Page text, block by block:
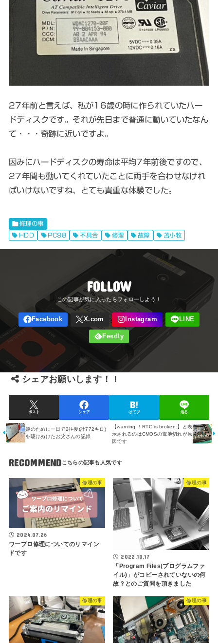
27年前と言えば、私が16歳の時に作られていたハー
ドディスクです。それが先日まで普通に動いていたなん
て・・・奇跡に近いですよ。
因みにハードディスクの寿命は平均7年前後ですので、
27年間も動いてくれていたことに両手を合わせなけれ
ばいけないですね、とても貴重な体験でした。
修理の事
HDD
PC98 不具合 修理 故障 苫小牧
FOLLOW
シェアお願いします！！
ポスト シェア はてブ 送る
【warning!！RTC is broken.】と表
示されるのはCMOSの電池切れが原
因です
娘のために一日で2往復(計772キロ)
を駆けぬけたお父さんの記録
RECOMMEND
修理の事
2024.07.26
ワープロ修理についてのリマイン
ドです
修理の事
2022.10.17
「Program Files(プログラムファ
イル)」がコピーされていないの何
故？とのご質問を頂きました
修理の事 修理の事